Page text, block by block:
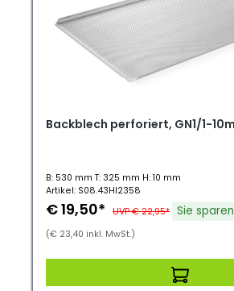
Backblech perforiert, GN1/1-
B: 530 mm T: 325 mm H: 10 mm
Artikel: S08.43HI2358
€ 19,50* UVP € 22,95* Sie
(€ 23,40 inkl. MwSt.)